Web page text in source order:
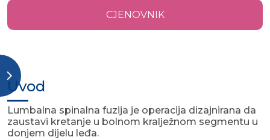
CJENOVNIK
Uvod
Lumbalna spinalna fuzija je operacija dizajnirana da
zaustavi kretanje u bolnom kralježnom segmentu u
donjem dijelu leđa.